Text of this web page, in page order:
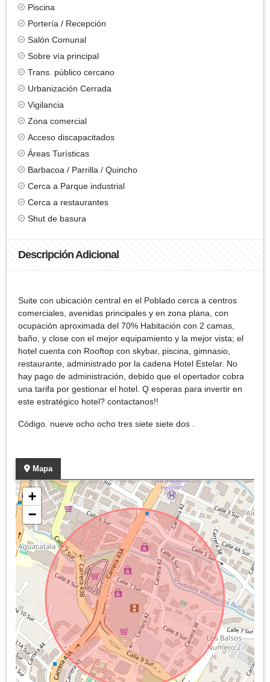
Piscina
Portería / Recepción
Salón Comunal
Sobre vía principal
Trans. público cercano
Urbanización Cerrada
Vigilancia
Zona comercial
Acceso discapacitados
Áreas Turísticas
Barbacoa / Parrilla / Quincho
Cerca a Parque industrial
Cerca a restaurantes
Shut de basura
Descripción Adicional
Suite con ubicación central en el Poblado cerca a centros
comerciales, avenidas principales y en zona plana, con
ocupación aproximada del 70% Habitación con 2 camas,
baño, y close con el mejor equipamiento y la mejor vista; el
hotel cuenta con Rooftop con skybar, piscina, gimnasio,
restaurante, administrado por la cadena Hotel Estelar. No
hay pago de administración, debido que el opertador cobra
una tarifa por gestionar el hotel. Q esperas para invertir en
este estratégico hotel? contactanos!!
Código. nueve ocho ocho tres siete siete dos .
Mapa
+
−